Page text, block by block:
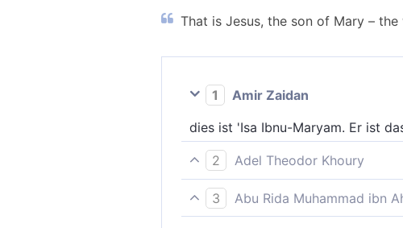
That is Jesus, the son of Mary –
1
Amir Zaidan
dies ist 'Isa Ibnu-Maryam. Er ist
2
Adel Theodor Khoury
Das ist Jesus, der Sohn Marias.
3
Abu Rida Muhammad ibn